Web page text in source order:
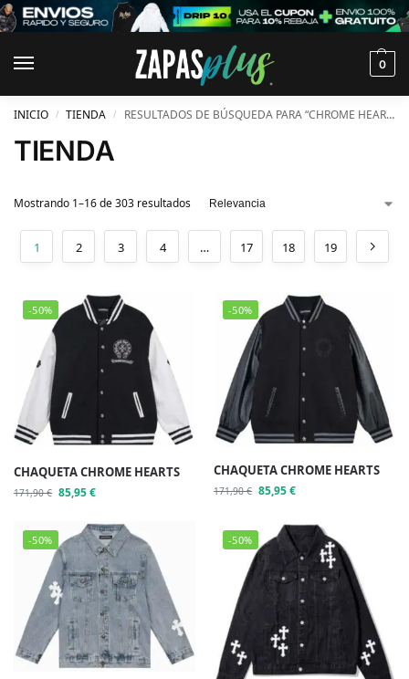
0
INICIO / TIENDA / RESULTADOS DE BÚSQUEDA PARA “CHROME HEARTS”
TIENDA
Mostrando 1–16 de 303 resultados
1 2 3 4 … 17 18 19
-50%
CHAQUETA CHROME HEARTS
171,90€ 85,95€
-50%
CHAQUETA CHROME HEARTS
171,90€ 85,95€
-50% -50%